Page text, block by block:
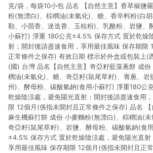
克/袋，每袋10小包 品名 【自然主意】香草椒鹽
粉(無漂白)、棕櫚油(未氫化)、糖、香辛料粉(白
勒、小茴香、迷迭香、玉桂粉)、乳酪粉、岩鹽、
小蘇打) 淨重 180公克±4.5% 保存方式 置於乾燥
射；開封後請盡速食用，享用最佳風味 保存期限
正常條件之保存) 有效日期 標示於外盒或包裝上(
(國) 台灣 品名【自然主意】奇亞籽藍藻蔥餅 成
櫚油(未氫化)、糖、奇亞籽(鼠尾草籽)、青蔥、岩
州)、酵母粉、碳酸氫鈉(食用小蘇打) 淨重180公
乾燥陰涼處，避免陽光直射；開封後請盡速食用
限 12個月(係指未開封且正常條件之保存) 品名
麻生機蘇打餅 成份 小麥麵粉(無漂白)、棕櫚油(未
奇亞籽(鼠尾草籽)、岩鹽、酵母粉、碳酸氫鈉(食
±4.5% 保存方式 置於乾燥陰涼處，避免陽光直射
享用最佳風味 保存期限 12個月(係指未開封且正